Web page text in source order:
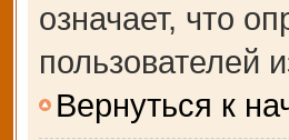
означает, что
пользователей
Вернуться к